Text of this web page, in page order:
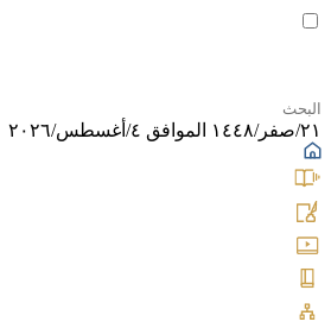
٢١/صفر/١٤٤٨ الموافق ٤/أغسطس/٢٠٢٦